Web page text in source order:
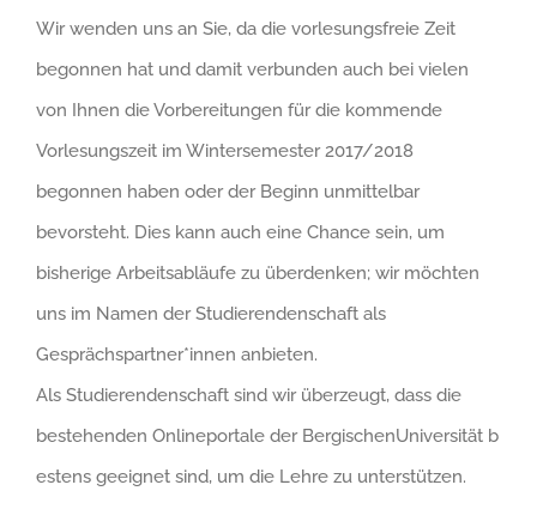
Wir wenden uns an Sie, da die vorlesungsfreie Zeit
begonnen hat und damit verbunden auch bei vielen
von Ihnen die Vorbereitungen für die kommende
Vorlesungszeit im Wintersemester 2017/2018
begonnen haben oder der Beginn unmittelbar
bevorsteht. Dies kann auch eine Chance sein, um
bisherige Arbeitsabläufe zu überdenken; wir möchten
uns im Namen der Studierendenschaft als
Gesprächspartner*innen anbieten.
Als Studierendenschaft sind wir überzeugt, dass die
bestehenden Onlineportale der BergischenUniversität b
estens geeignet sind, um die Lehre zu unterstützen.